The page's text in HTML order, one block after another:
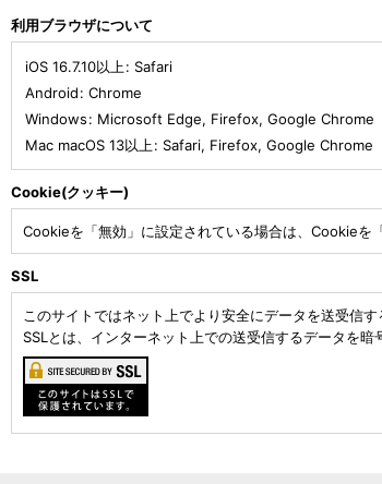
利用ブラウザについて
iOS 16.7.10以上: Safari
Android: Chrome
Windows: Microsoft Edge, Firefox, Google Chrome
Mac macOS 13以上: Safari, Firefox, Google Chrome
Cookie(クッキー)
Cookieを「無効」に設定されている場合は、Cookieを
SSL
このサイトではネット上でより安全にデータを送受信す
SSLとは、インターネット上での送受信するデータを